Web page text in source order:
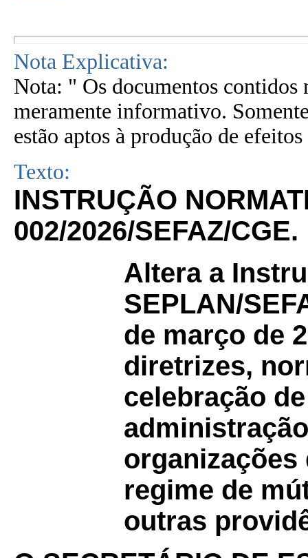
Nota Explicativa:
Nota: " Os documentos contidos
meramente informativo.
estão aptos à produção de
Texto:
INSTRUÇÃO
002/2026/SEFAZ/CGE.
Altera a
SEPLAN/
de março de
diretrizes,
celebração
organizações
regime de
outras